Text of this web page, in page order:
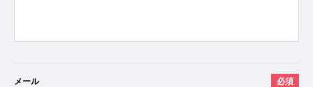
メール 必須